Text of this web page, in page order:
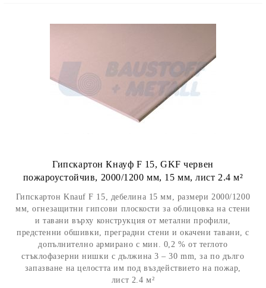
Гипскартон Кнауф F 15, GKF червен
пожароустойчив, 2000/1200 мм, 15 мм, лист 2.4 м²
Гипскартон Knauf F 15, дебелина 15 мм, размери 2000/1200
мм, огнезащитни гипсови плоскости за облицовка на стени
и тавани върху конструкция от метални профили,
предстенни обшивки, преградни стени и окачени тавани, с
допълнително армирано с мин. 0,2 % от теглото
стъклофазерни нишки с дължина 3 – 30 mm, за по дълго
запазване на целостта им под въздействието на пожар,
лист 2.4 м²